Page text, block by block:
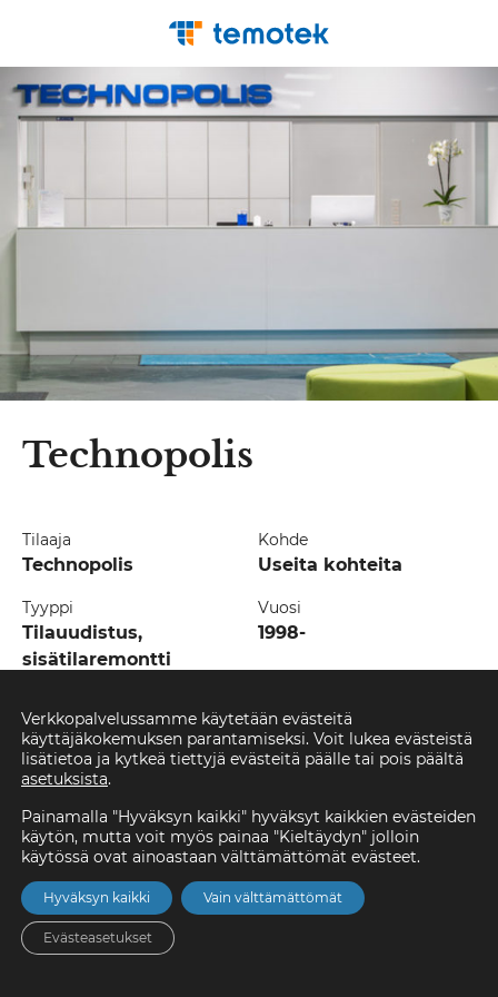
Technopolis
Tilaaja
Technopolis
Kohde
Useita kohteita
Tyyppi
Tilauudistus,
sisätilaremontti
Vuosi
1998-
Vuosia kestävää yhteistyötä
Olemme toimineet Technopoliksen kumppanina pitkään
ja toteuttaneet vuosien saatossa lukuisia tilauudistuksia.
Technopolikselle on tärkeää saada vuokralaisille hyvin
palvelevat tilat, joissa asiakkaat viihtyvät pitkään. Usein
samoja tiloja on uudistettu useampaan otteeseen
asiakasyrityksen liiketoiminnan kehittyessä ja tarpeiden
muuttuessa.
Verkkopalvelussamme käytetään evästeitä
käyttäjäkokemuksen parantamiseksi. Voit lukea evästeistä
lisätietoa ja kytkeä tiettyjä evästeitä päälle tai pois päältä
asetuksista.
Painamalla "Hyväksyn kaikki" hyväksyt kaikkien evästeiden
käytön, mutta voit myös painaa "Kieltäydyn" jolloin
käytössä ovat ainoastaan välttämättömät evästeet.
Hyväksyn kaikki Vain välttämättömät
Evästeasetukset